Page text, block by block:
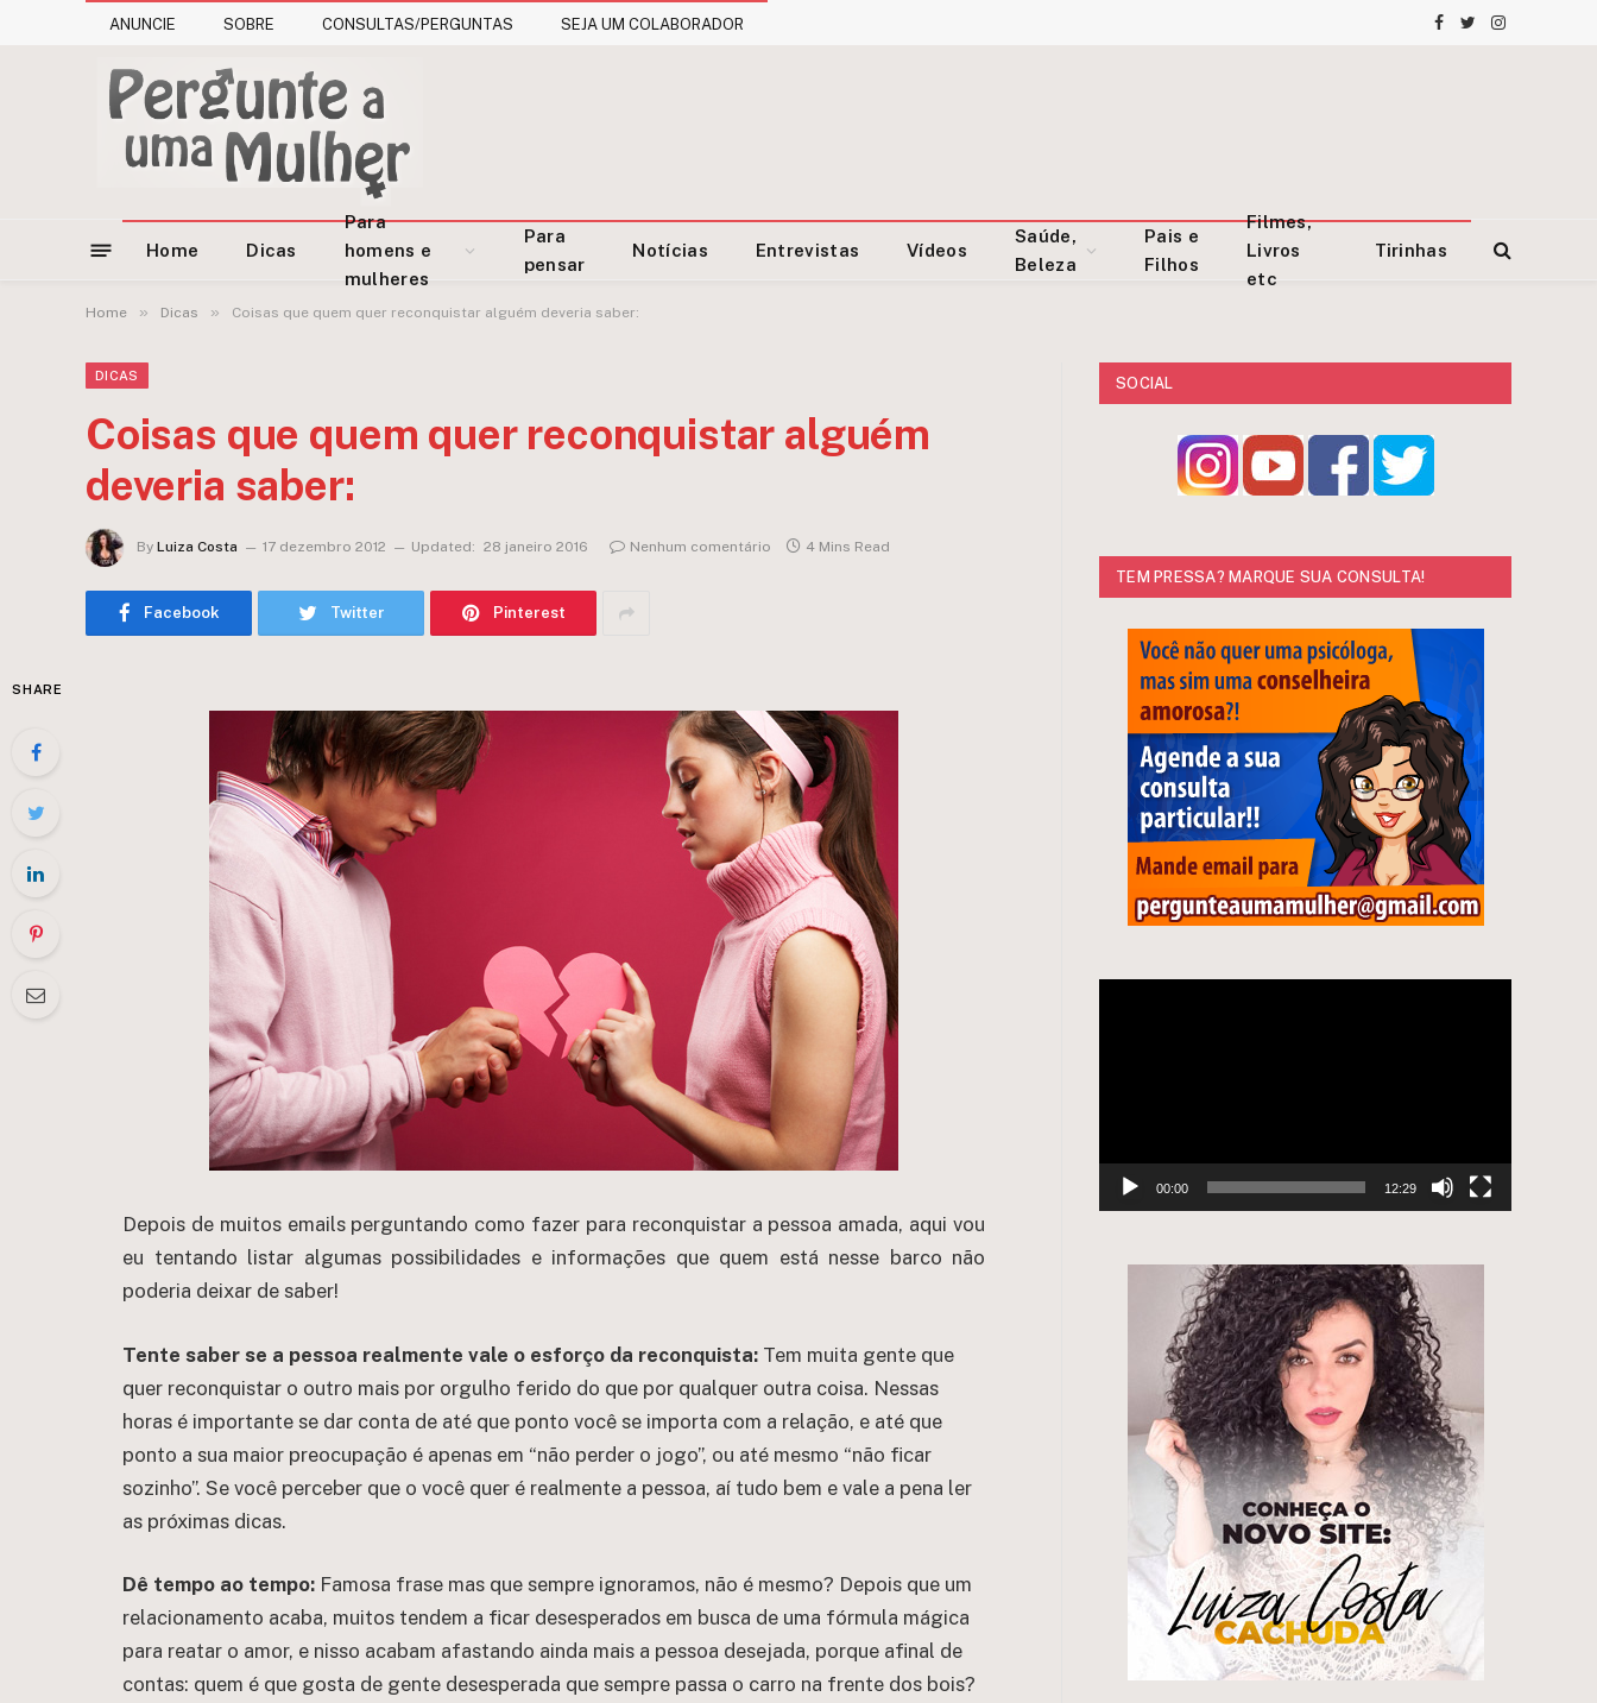
ANUNCIE SOBRE CONSULTAS/PERGUNTAS SEJA UM COLABORADOR Facebook
TwitterInstagram
Home Dicas
Para
homens e
mulheres
Para
pensar
Notícias Entrevistas Vídeos
Saúde,
Beleza
Pais e
Filhos
Filmes,
Livros
etc
Tirinhas
Home » Dicas » Coisas que quem quer reconquistar alguém deveria saber:
DICAS
Coisas que quem quer reconquistar alguém
deveria saber:
By Luiza Costa 17 dezembro 2012 Updated: 28 janeiro 2016 Nenhum comentário 4 Mins Read
Facebook Twitter Pinterest
SHARE
Depois de muitos emails perguntando como fazer para reconquistar a pessoa amada, aqui vou
eu tentando listar algumas possibilidades e informações que quem está nesse barco não
poderia deixar de saber!
Tente saber se a pessoa realmente vale o esforço da reconquista: Tem muita gente que
quer reconquistar o outro mais por orgulho ferido do que por qualquer outra coisa. Nessas
horas é importante se dar conta de até que ponto você se importa com a relação, e até que
ponto a sua maior preocupação é apenas em “não perder o jogo”, ou até mesmo “não ficar
sozinho”. Se você perceber que o você quer é realmente a pessoa, aí tudo bem e vale a pena ler
as próximas dicas.
Dê tempo ao tempo: Famosa frase mas que sempre ignoramos, não é mesmo? Depois que um
relacionamento acaba, muitos tendem a ficar desesperados em busca de uma fórmula mágica
para reatar o amor, e nisso acabam afastando ainda mais a pessoa desejada, porque afinal de
contas: quem é que gosta de gente desesperada que sempre passa o carro na frente dos bois?
SOCIAL
TEM PRESSA? MARQUE SUA CONSULTA!
00:00 12:29